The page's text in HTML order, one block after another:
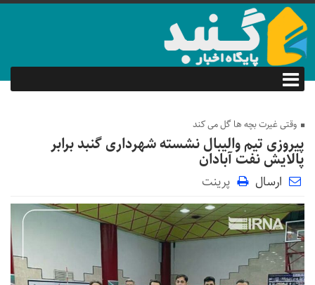
وقتی غیرت بچه ها گل می کند
پیروزی تیم والیبال نشسته شهرداری گنبد برابر
پالایش نفت آبادان
ارسال پرینت